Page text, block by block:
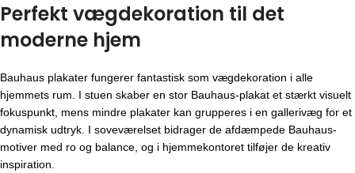
Perfekt vægdekoration til det
moderne hjem
Bauhaus plakater fungerer fantastisk som vægdekoration i alle
hjemmets rum. I stuen skaber en stor Bauhaus-plakat et stærkt visuelt
fokuspunkt, mens mindre plakater kan grupperes i en gallerivæg for et
dynamisk udtryk. I soveværelset bidrager de afdæmpede Bauhaus-
motiver med ro og balance, og i hjemmekontoret tilføjer de kreativ
inspiration.